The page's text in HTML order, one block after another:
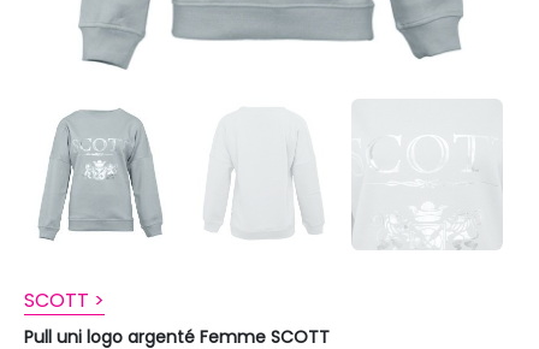
SCOTT >
Pull uni logo argenté Femme SCOTT